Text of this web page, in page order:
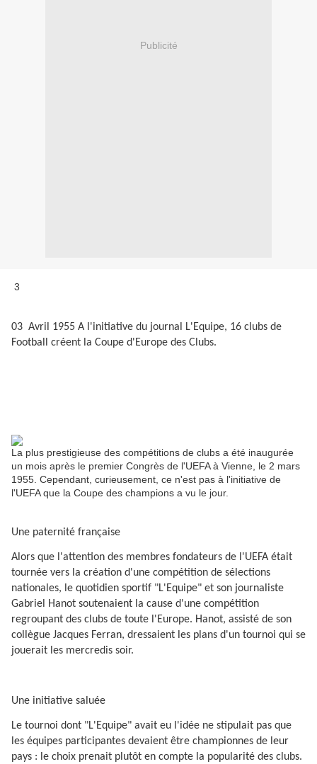
Publicité
3
03 Avril 1955 A l'initiative du journal L'Equipe, 16 clubs de
Football créent la Coupe d'Europe des Clubs.
La plus prestigieuse des compétitions de clubs a été inaugurée
un mois après le premier Congrès de l'UEFA à Vienne, le 2 mars
1955. Cependant, curieusement, ce n'est pas à l'initiative de
l'UEFA que la Coupe des champions a vu le jour.
Une paternité française
Alors que l'attention des membres fondateurs de l'UEFA était
tournée vers la création d'une compétition de sélections
nationales, le quotidien sportif "L'Equipe" et son journaliste
Gabriel Hanot soutenaient la cause d'une compétition
regroupant des clubs de toute l'Europe. Hanot, assisté de son
collègue Jacques Ferran, dressaient les plans d'un tournoi qui se
jouerait les mercredis soir.
Une initiative saluée
Le tournoi dont "L'Equipe" avait eu l'idée ne stipulait pas que
les équipes participantes devaient être championnes de leur
pays : le choix prenait plutôt en compte la popularité des clubs.